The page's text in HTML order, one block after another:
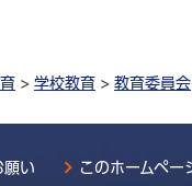
> 学校教育 > 教育委員会
願い このホームペー